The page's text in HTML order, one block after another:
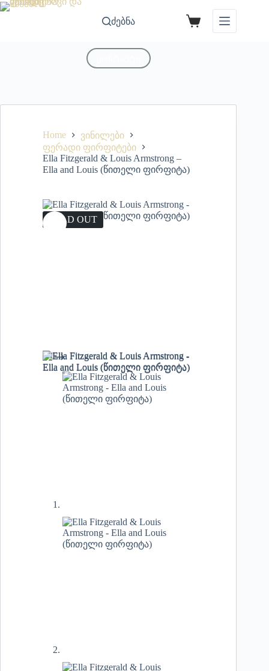
ძებნა
Home
ვინილები
ფერადი ფირფიტები
Ella Fitzgerald & Louis Armstrong –
Ella and Louis (წითელი ფირფიტა)
SOLD OUT